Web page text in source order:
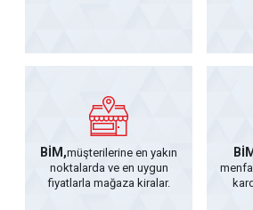
BİM,müşterilerine en yakın
noktalarda ve en uygun
fiyatlarla mağaza kiralar.